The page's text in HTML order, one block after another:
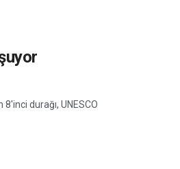
durağı, UNESCO